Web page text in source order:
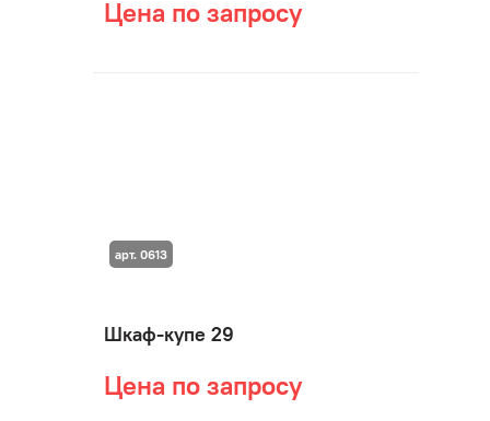
Цена по запросу
Шкаф-купе 29
Цена по запросу
арт. 0613